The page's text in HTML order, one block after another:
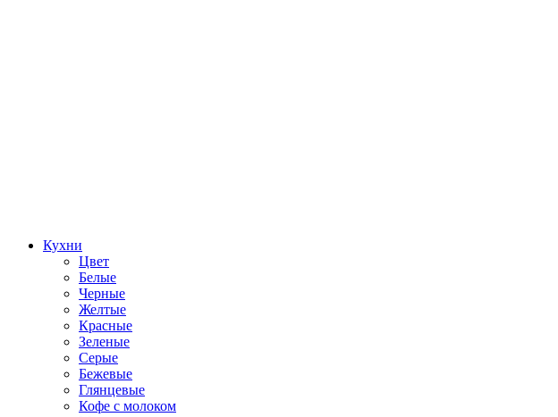
Кухни
Цвет
Белые
Черные
Желтые
Красные
Зеленые
Серые
Бежевые
Глянцевые
Кофе с молоком